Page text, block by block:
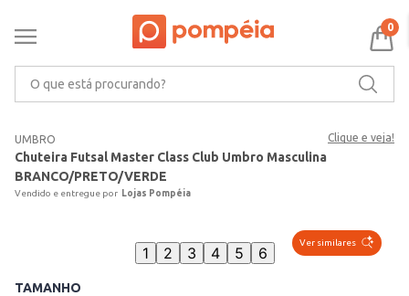
0
UMBRO Clique e veja!
Chuteira Futsal Master Class Club Umbro Masculina
BRANCO/PRETO/VERDE
Lojas Pompéia
Ver similares
1 2 3 4 5 6
TAMANHO